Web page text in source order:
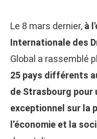
Le 8 mars dernier, à
Internationale des
Global a rassemblé
25 pays différents
de Strasbourg pour
exceptionnel sur la
l’économie et la